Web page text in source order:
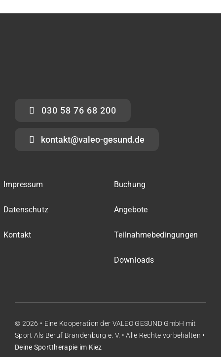
030 58 76 68 200
kontakt@valeo-gesund.de
Impressum
Datenschutz
Kontakt
Buchung
Angebote
Teilnahmebedingungen
Downloads
© 2026 • Eine Kooperation der VALEO GESUND GmbH mit
Sport Als Beruf Brandenburg e. V. • Alle Rechte vorbehalten •
Deine Sporttherapie im Kiez